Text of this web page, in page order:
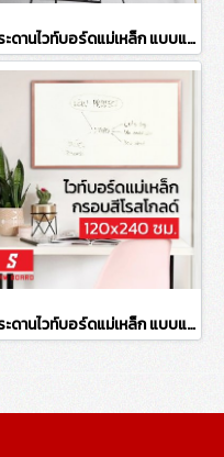
กระดานไวท์บอร์ดแม่เหล็ก แบบแขวน กรอบสีโกลด์ ขนาด 90x120 ซม.
กระดานไวท์บอร์ดแม่เหล็ก แบบแขวน กรอบสีโรสโกลด์ ขนาด 120x240 ซม.